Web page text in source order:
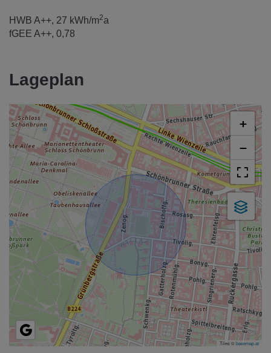
HWB A++, 27 kWh/m2a
fGEE A++, 0,78
Lageplan
+
−
Tiles ©basemap.at